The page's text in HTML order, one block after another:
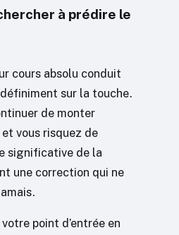
à prédire le
cours absolu conduit
sur la touche.
de monter
vous risquez de
significative de la
une correction qui ne
point d’entrée en